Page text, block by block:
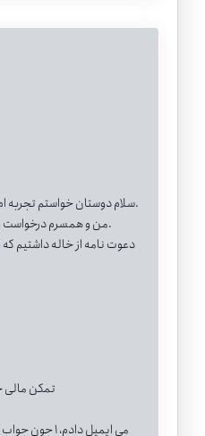
سلام دوستان خواستم تجربه ام رو باهاتون اینجا به اشتراک بذارم.
من و همسرم درخواست ویزای توریستی حدود ۱۶ روز کردیم.
دعوت نامه از خاله داشتیم
تمکن مالی حدود ۴ هزار یورو
۲۸ می ایمیل دادم، ۱ جون جواب دادن و برای ۲۱ جون وقت دادن